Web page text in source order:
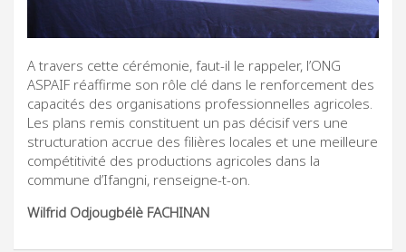
A travers cette cérémonie, faut-il le rappeler, l’ONG
ASPAIF réaffirme son rôle clé dans le renforcement des
capacités des organisations professionnelles agricoles.
Les plans remis constituent un pas décisif vers une
structuration accrue des filières locales et une meilleure
compétitivité des productions agricoles dans la
commune d’Ifangni, renseigne-t-on.
Wilfrid Odjougbélè FACHINAN